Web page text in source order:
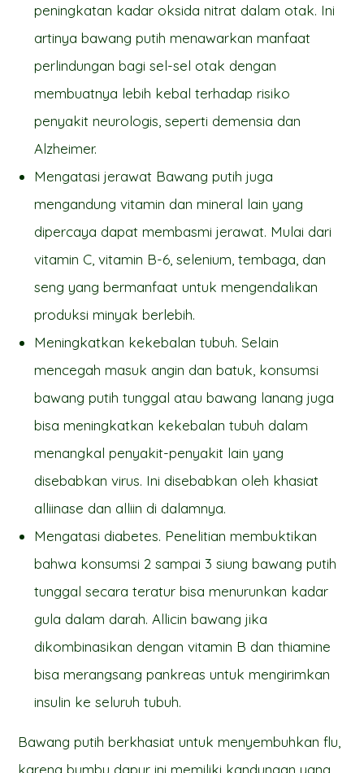
peningkatan kadar oksida nitrat dalam otak. Ini
artinya bawang putih menawarkan manfaat
perlindungan bagi sel-sel otak dengan
membuatnya lebih kebal terhadap risiko
penyakit neurologis, seperti demensia dan
Alzheimer.
Mengatasi jerawat Bawang putih juga
mengandung vitamin dan mineral lain yang
dipercaya dapat membasmi jerawat. Mulai dari
vitamin C, vitamin B-6, selenium, tembaga, dan
seng yang bermanfaat untuk mengendalikan
produksi minyak berlebih.
Meningkatkan kekebalan tubuh. Selain
mencegah masuk angin dan batuk, konsumsi
bawang putih tunggal atau bawang lanang juga
bisa meningkatkan kekebalan tubuh dalam
menangkal penyakit-penyakit lain yang
disebabkan virus. Ini disebabkan oleh khasiat
alliinase dan alliin di dalamnya.
Mengatasi diabetes. Penelitian membuktikan
bahwa konsumsi 2 sampai 3 siung bawang putih
tunggal secara teratur bisa menurunkan kadar
gula dalam darah. Allicin bawang jika
dikombinasikan dengan vitamin B dan thiamine
bisa merangsang pankreas untuk mengirimkan
insulin ke seluruh tubuh.
Bawang putih berkhasiat untuk menyembuhkan flu,
karena bumbu dapur ini memiliki kandungan yang